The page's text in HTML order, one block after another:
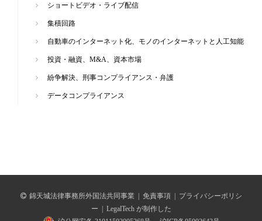
ショートビデオ・ライブ配信
集積回路
自動車のインターネット化、モノのインターネットと人工知能
投資・融資、M&A、資本市場
紛争解決、刑事コンプライアンス・弁護
データコンプライアンス
錦天城法律事務所外国法共同事業 | 免責事項 | プライバシーポリシ
ー | LegalTech が制作した